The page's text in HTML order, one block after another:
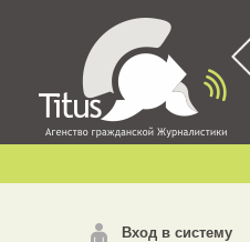
Вход в систему